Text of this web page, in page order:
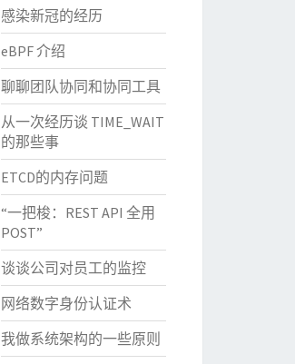
感染新冠的经历
eBPF 介绍
聊聊团队协同和协同工具
从一次经历谈 TIME_WAIT
的那些事
ETCD的内存问题
“一把梭：REST API 全用
POST”
谈谈公司对员工的监控
网络数字身份认证术
我做系统架构的一些原则